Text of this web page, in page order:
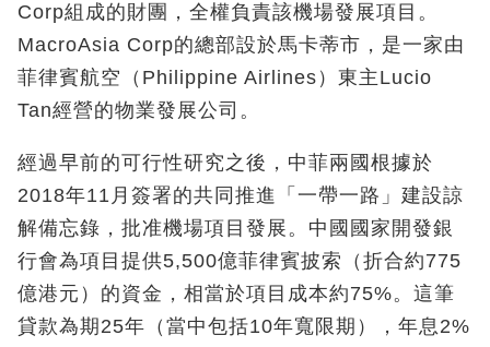
Corp組成的財團，全權負責該機場發展項目。
MacroAsia Corp的總部設於馬卡蒂市，是一家由
菲律賓航空（Philippine Airlines）東主Lucio
Tan經營的物業發展公司。
經過早前的可行性研究之後，中菲兩國根據於
2018年11月簽署的共同推進「一帶一路」建設諒
解備忘錄，批准機場項目發展。中國國家開發銀
行會為項目提供5,500億菲律賓披索（折合約775
億港元）的資金，相當於項目成本約75%。這筆
貸款為期25年（當中包括10年寬限期），年息2%